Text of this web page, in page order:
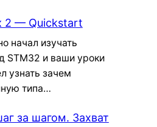
2 — Quickstart
начал изучать
STM32 и ваши уроки
узнать зачем
типа…
за шагом. Захват